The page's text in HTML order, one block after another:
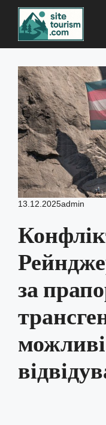
Перейти
вмісту
13.12.2025admin
за